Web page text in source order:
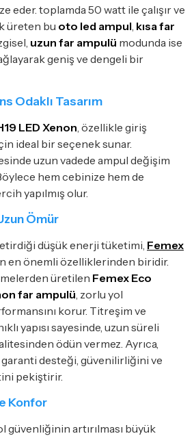
eder. toplamda 50 watt ile çalışır ve
üreten bu oto led ampul kısa far
uzun far ampulü modunda ise
geniş ve dengeli bir
Odaklı Tasarım
LED Xenon , özellikle giriş
ideal bir seçenek sunar.
uzun vadede ampul değişim
hem cebinize hem de
yapılmış olur.
Ömür
düşük enerji tüketimi, Femex
en önemli özelliklerinden biridir.
üretilen Femex Eco
far ampulü , zorlu yol
korur. Titreşim ve
yapısı sayesinde, uzun süreli
ödün vermez. Ayrıca,
garanti desteği, güvenilirliğini ve
pekiştirir.
Konfor
güvenliğinin artırılması büyük